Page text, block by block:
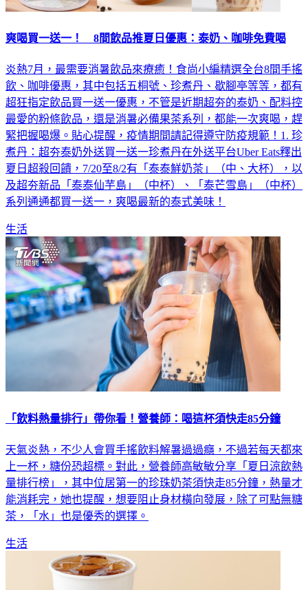
爽喝買一送一！ 8間飲品推夏日優惠：泰奶、咖啡免費喝
炎熱7月，最需要消暑飲品來療癒！食尚小編精選全台8間手搖
飲、咖啡優惠，其中包括五桐號、珍煮丹、歇腳亭等等，都有
超狂指定飲品買一送一優惠，不管是近期超夯的泰奶、配料控
最愛的粉條飲品，還是消暑必備果茶系列，都能一次爽喝，趕
緊把握喝爆。貼心提醒，疫情期間請記得遵守防疫規範！1. 珍
煮丹：超夯泰奶外送買一送一珍煮丹在外送平台Uber Eats釋出
夏日超殺回饋，7/20至8/2有「泰泰鮮奶茶」（中、大杯），以
及超夯新品「泰泰仙芋島」（中杯）、「泰芒雪島」（中杯）
系列通通都買一送一，爽喝最新的泰式美味！
生活
「飲料熱量排行」帶你看！營養師：喝這杯須快走85分鐘
天氣炎熱，不少人會買手搖飲料解暑過過癮，不過若每天都來
上一杯，糖份恐超標。對此，營養師高敏敏分享「夏日涼飲熱
量排行榜」，其中位居第一的珍珠奶茶須快走85分鐘，熱量才
能消耗完，她也提醒，想要阻止身材橫向發展，除了可點無糖
茶，「水」也是優秀的選擇。
生活